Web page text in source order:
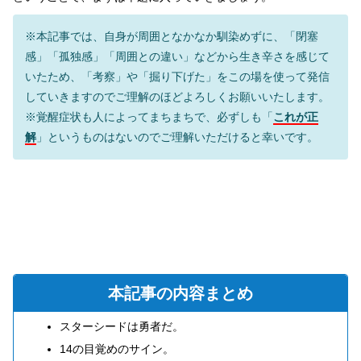
※本記事では、自身が周囲となかなか馴染めずに、「閉塞
感」「孤独感」「周囲との違い」などから生き辛さを感じて
いたため、「考察」や「掘り下げた」をこの場を使って発信
していきますのでご理解のほどよろしくお願いいたします。
※覚醒症状も人によってまちまちで、必ずしも「これが正
解」というものはないのでご理解いただけると幸いです。
本記事の内容まとめ
スターシードは勇者だ。
14の目覚めのサイン。